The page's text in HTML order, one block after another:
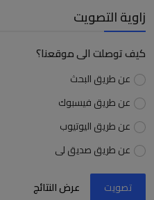
زاوية التصويت
كيف توصلت الى موقعنا؟
عن طريق البحث
عن طريق فيسبوك
عن طريق اليوتيوب
عن طريق صديق لى
تصويت عرض النتائج